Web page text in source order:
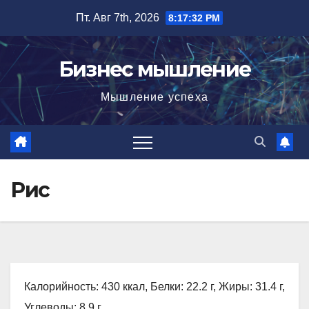
содержимому
Пт. Авг 7th, 2026 8:17:33 PM
Бизнес мышление
Мышление успеха
Рис
Калорийность: 430 ккал, Белки: 22.2 г, Жиры: 31.4 г,